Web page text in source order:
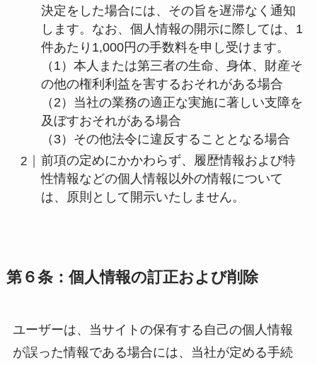
決定をした場合には、その旨を遅滞なく通知
します。なお、個人情報の開示に際しては、1
件あたり1,000円の手数料を申し受けます。
（1）本人または第三者の生命、身体、財産そ
の他の権利利益を害するおそれがある場合
（2）当社の業務の適正な実施に著しい支障を
及ぼすおそれがある場合
（3）その他法令に違反することとなる場合
前項の定めにかかわらず、履歴情報および特
性情報などの個人情報以外の情報について
は、原則として開示いたしません。
第６条：個人情報の訂正および削除
ユーザーは、当サイトの保有する自己の個人情報
が誤った情報である場合には、当社が定める手続